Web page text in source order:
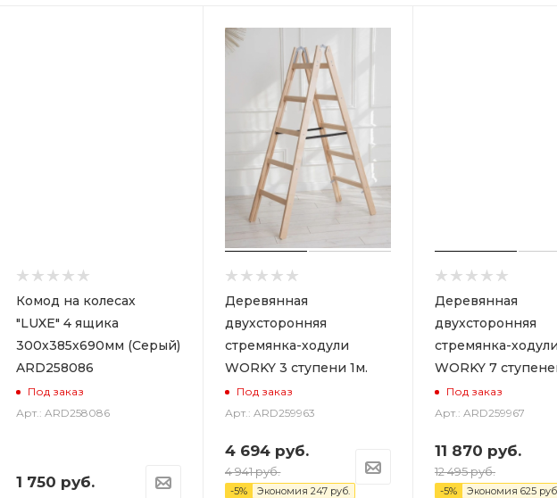
Комод на колесах
"LUXE" 4 ящика
300х385х690мм (Серый)
ARD258086
Под заказ
Арт.: ARD258086
1 750 руб.
Деревянная
двухсторонняя
стремянка-ходули
WORKY 3 ступени 1м.
Под заказ
Арт.: ARD259963
4 694 руб.
4 941руб.
-5% Экономия 247 руб.
Деревянная
двухсторонняя
стремянка-ходули
WORKY 7
Под заказ
Арт.: ARD259967
11 870 руб.
12 495руб.
-5% Экономия 625